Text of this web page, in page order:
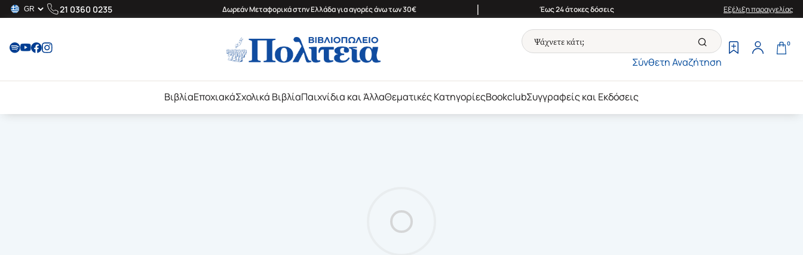
21 0360 0235 Δωρεάν Μεταφορικά στην Ελλάδα για αγορές άνω των 30€ | Έως 24 άτοκες δόσεις Εξέλιξη παραγγελίας
Σύνθετη Αναζήτηση
0
ΒιβλίαΕποχιακάΣχολικά ΒιβλίαΠαιχνίδια και ΆλλαΘεματικές ΚατηγορίεςBookclubΣυγγραφείς και Εκδόσεις